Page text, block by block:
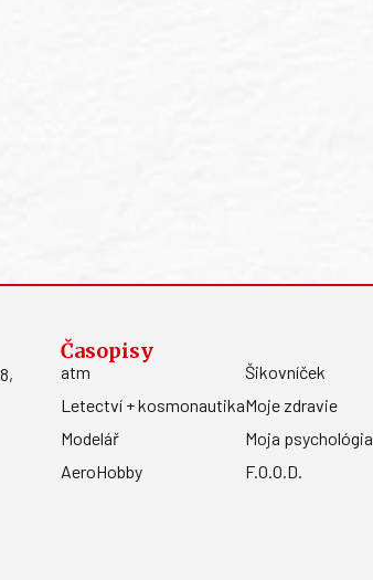
Časopisy
atm
Letectví + kosmonautika
Modelář
AeroHobby
Šikovníček
Moje zdravie
Moja psychológia
F.O.O.D.